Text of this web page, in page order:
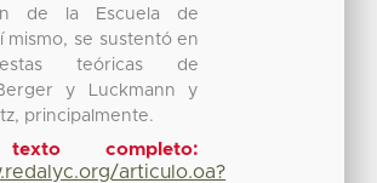
de la Escuela de
mismo, se sustentó en
teóricas de
y Luckmann y
principalmente.
completo:
articulo.oa?